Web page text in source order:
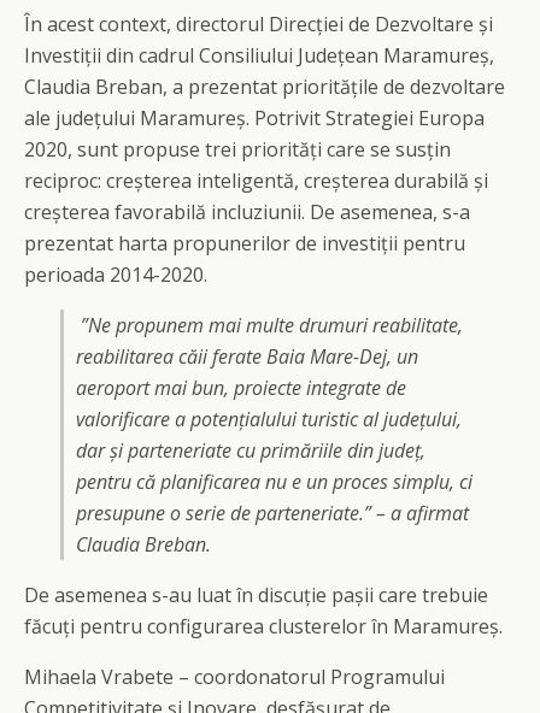
În acest context, directorul Direcției de Dezvoltare și
Investiții din cadrul Consiliului Județean Maramureș,
Claudia Breban, a prezentat prioritățile de dezvoltare
ale județului Maramureș. Potrivit Strategiei Europa
2020, sunt propuse trei priorități care se susțin
reciproc: creșterea inteligentă, creșterea durabilă și
creșterea favorabilă incluziunii. De asemenea, s-a
prezentat harta propunerilor de investiții pentru
perioada 2014-2020.
”Ne propunem mai multe drumuri reabilitate,
reabilitarea căii ferate Baia Mare-Dej, un
aeroport mai bun, proiecte integrate de
valorificare a potențialului turistic al județului,
dar și parteneriate cu primăriile din județ,
pentru că planificarea nu e un proces simplu, ci
presupune o serie de parteneriate.” – a afirmat
Claudia Breban.
De asemenea s-au luat în discuție pașii care trebuie
făcuți pentru configurarea clusterelor în Maramureș.
Mihaela Vrabete – coordonatorul Programului